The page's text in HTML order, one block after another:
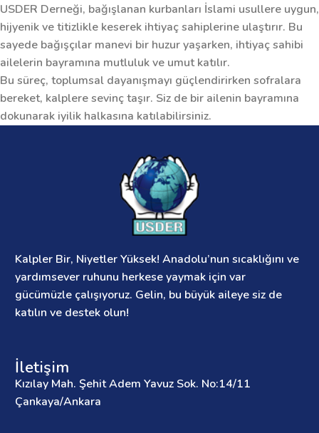
USDER Derneği, bağışlanan kurbanları İslami usullere uygun,
hijyenik ve titizlikle keserek ihtiyaç sahiplerine ulaştırır. Bu
sayede bağışçılar manevi bir huzur yaşarken, ihtiyaç sahibi
ailelerin bayramına mutluluk ve umut katılır.
Bu süreç, toplumsal dayanışmayı güçlendirirken sofralara
bereket, kalplere sevinç taşır. Siz de bir ailenin bayramına
dokunarak iyilik halkasına katılabilirsiniz.
Kalpler Bir, Niyetler Yüksek! Anadolu’nun sıcaklığını ve
yardımsever ruhunu herkese yaymak için var
gücümüzle çalışıyoruz. Gelin, bu büyük aileye siz de
katılın ve destek olun!
İletişim
Kızılay Mah. Şehit Adem Yavuz Sok. No:14/11
Çankaya/Ankara